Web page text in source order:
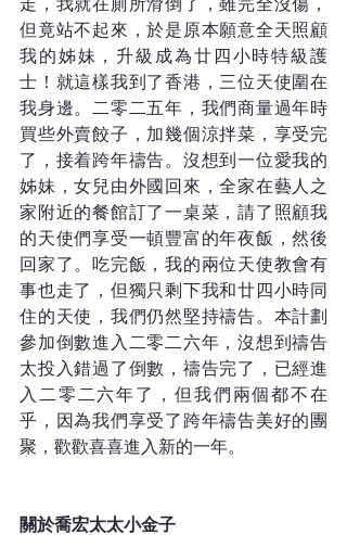
走，我就在廁所滑倒了，雖完全沒傷，
但竟站不起來，於是原本願意全天照顧
我的姊妹，升級成為廿四小時特級護
士！就這樣我到了香港，三位天使圍在
我身邊。二零二五年，我們商量過年時
買些外賣餃子，加幾個涼拌菜，享受完
了，接着跨年禱告。沒想到一位愛我的
姊妹，女兒由外國回來，全家在藝人之
家附近的餐館訂了一桌菜，請了照顧我
的天使們享受一頓豐富的年夜飯，然後
回家了。吃完飯，我的兩位天使教會有
事也走了，但獨只剩下我和廿四小時同
住的天使，我們仍然堅持禱告。本計劃
參加倒數進入二零二六年，沒想到禱告
太投入錯過了倒數，禱告完了，已經進
入二零二六年了，但我們兩個都不在
乎，因為我們享受了跨年禱告美好的團
聚，歡歡喜喜進入新的一年。
關於喬宏太太小金子